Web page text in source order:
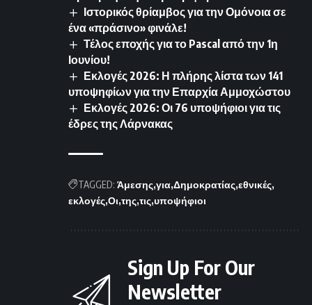
Ιστορικός θρίαμβος για την Ομόνοια σε
ένα «πράσινο» φινάλε!
Τέλος εποχής για το Pascal από την 1η
Ιουνίου!
Εκλογές 2026: Η πλήρης λίστα των 141
υποψηφίων για την Επαρχία Αμμοχώστου
Εκλογές 2026: Οι 76 υποψήφιοι για τις
έδρες της Λάρνακας
TAGGED: Άμεσης για Δημοκρατίας εθνικές
εκλογές Οι της τις υποψήφιοι
Sign Up For Our
Newsletter